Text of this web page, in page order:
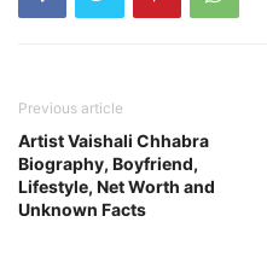
Previous article
Artist Vaishali Chhabra
Biography, Boyfriend,
Lifestyle, Net Worth and
Unknown Facts